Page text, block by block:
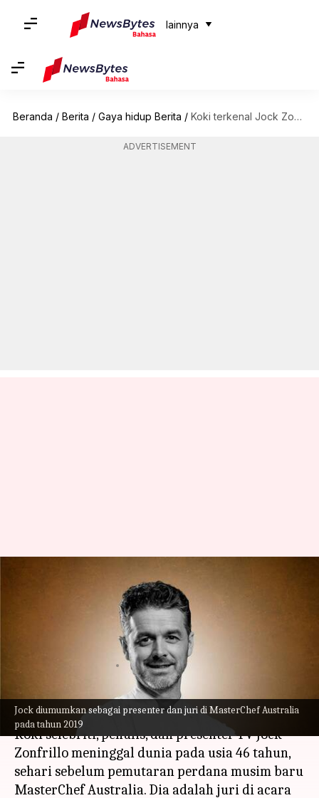
lainnya
Beranda / Berita / Gaya hidup Berita / Koki terkenal Jock Zonfrillo meninggal sebelum pemutaran perdana musim baru MasterChef Australia
ADVERTISEMENT
Jock diumumkan sebagai presenter dan juri di MasterChef Australia
pada tahun 2019
Koki terkenal Jock Zonfrillo
meninggal sebelum pemutaran
perdana musim baru
MasterChef Australia
May 02, 2023
Apa ceritanya
Koki selebriti, penulis, dan presenter TV Jock
Zonfrillo meninggal dunia pada usia 46 tahun,
sehari sebelum pemutaran perdana musim baru
MasterChef Australia. Dia adalah juri di acara